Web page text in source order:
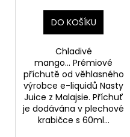
DO KOŠÍKU
Chladivé
mango... Prémiové
příchutě od věhlasného
výrobce e-liquidů Nasty
Juice z Malajsie. Příchuť
je dodávána v plechové
krabičce s 60ml...